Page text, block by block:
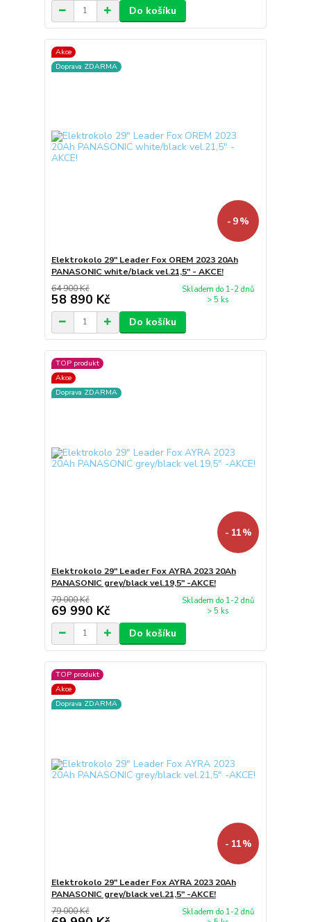
Do košíku
Akce
Doprava ZDARMA
- 9 %
Elektrokolo 29" Leader Fox OREM 2023 20Ah
PANASONIC white/black vel.21,5" - AKCE!
64 900 Kč
58 890 Kč
Skladem do 1-2 dnů
> 5 ks
Do košíku
TOP produkt
Akce
Doprava ZDARMA
- 11 %
Elektrokolo 29" Leader Fox AYRA 2023 20Ah
PANASONIC grey/black vel.19,5" -AKCE!
79 000 Kč
69 990 Kč
Skladem do 1-2 dnů
> 5 ks
Do košíku
TOP produkt
Akce
Doprava ZDARMA
- 11 %
Elektrokolo 29" Leader Fox AYRA 2023 20Ah
PANASONIC grey/black vel.21,5" -AKCE!
79 000 Kč
Skladem do 1-2 dnů